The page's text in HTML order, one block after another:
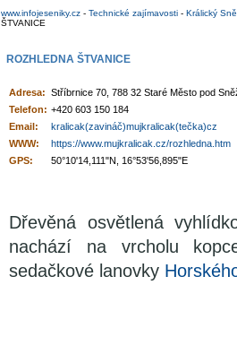
www.infojeseniky.cz - Technické zajímavosti - Králický
ŠTVANICE
ROZHLEDNA ŠTVANICE
Adresa: Stříbrnice 70, 788 32 Staré Město pod
Telefon: +420 603 150 184
Email:
kralicak(zavináč)mujkralicak(tečka)cz
WWW:
https://www.mujkralicak.cz/rozhledna.htm
GPS:
50°10'14,111"N, 16°53'56,895"E
Dřevěná osvětlená
nachází na vrcholu
sedačkové lanovky